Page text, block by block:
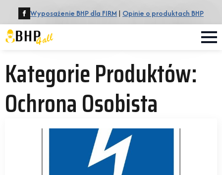
Wyposażenie BHP dla FIRM | Opinie o produktach BHP
Kategorie Produktów:
Ochrona Osobista